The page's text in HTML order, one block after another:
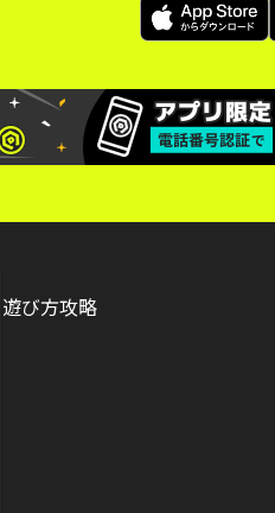
遊び方攻略